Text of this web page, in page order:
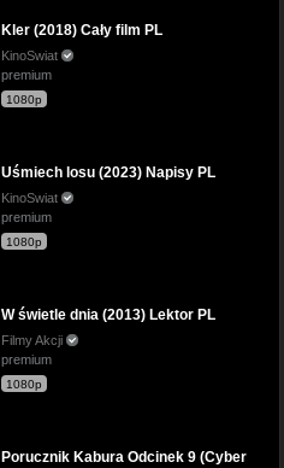
Kler (2018) Cały film PL
KinoSwiat
premium
1080p
Uśmiech losu (2023) Napisy PL
KinoSwiat
premium
1080p
W świetle dnia (2013) Lektor PL
Filmy Akcji
premium
1080p
Porucznik Kabura Odcinek 9 (Cyber